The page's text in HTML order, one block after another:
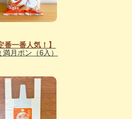
番一番人気！】
満月ポン（6入）